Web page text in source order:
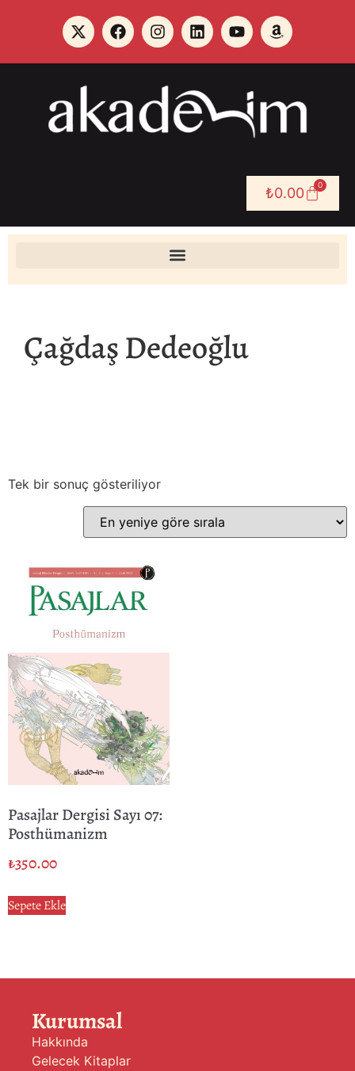
₺0.00 0
Çağdaş Dedeoğlu
Tek bir sonuç gösteriliyor
Pasajlar Dergisi Sayı 07:
Posthümanizm
₺350.00
Sepete Ekle
Kurumsal
Hakkında
Gelecek Kitaplar